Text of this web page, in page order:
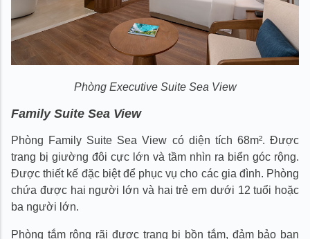
Phòng Executive Suite Sea View
Family Suite Sea View
Phòng Family Suite Sea View có diện tích 68m². Được
trang bị giường đôi cực lớn và tầm nhìn ra biển góc rộng.
Được thiết kế đặc biệt để phục vụ cho các gia đình. Phòng
chứa được hai người lớn và hai trẻ em dưới 12 tuổi hoặc
ba người lớn.
Phòng tắm rộng rãi được trang bị bồn tắm, đảm bảo bạn